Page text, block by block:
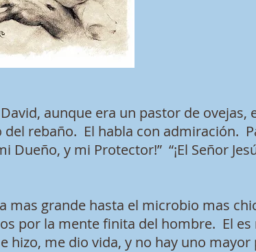
aunque era un pastor de ovejas,
rebaño. El habla con admiración.
y mi Protector!” “¡El Señor
mas grande hasta el microbio mas
por la mente finita del hombre. El es
hizo, me dio vida, y no hay uno